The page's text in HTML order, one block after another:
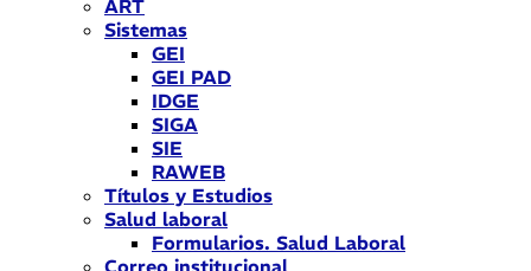
ART
Sistemas
GEI
GEI PAD
IDGE
SIGA
SIE
RAWEB
Títulos y Estudios
Salud laboral
Formularios. Salud Laboral
Correo institucional